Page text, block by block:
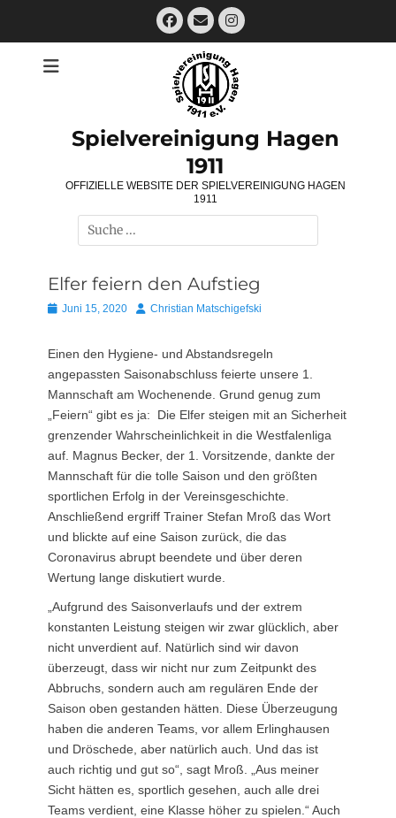
Facebook
E-
Mail
Instagram
Spielvereinigung Hagen
1911
OFFIZIELLE WEBSITE DER SPIELVEREINIGUNG HAGEN
1911
Suchen
nach:
Elfer feiern den Aufstieg
Posted
Juni 15, 2020 AutorChristian Matschigefski
Einen den Hygiene- und Abstandsregeln
angepassten Saisonabschluss feierte unsere 1.
Mannschaft am Wochenende. Grund genug zum
„Feiern“ gibt es ja: Die Elfer steigen mit an Sicherheit
grenzender Wahrscheinlichkeit in die Westfalenliga
auf. Magnus Becker, der 1. Vorsitzende, dankte der
Mannschaft für die tolle Saison und den größten
sportlichen Erfolg in der Vereinsgeschichte.
Anschließend ergriff Trainer Stefan Mroß das Wort
und blickte auf eine Saison zurück, die das
Coronavirus abrupt beendete und über deren
Wertung lange diskutiert wurde.
„Aufgrund des Saisonverlaufs und der extrem
konstanten Leistung steigen wir zwar glücklich, aber
nicht unverdient auf. Natürlich sind wir davon
überzeugt, dass wir nicht nur zum Zeitpunkt des
Abbruchs, sondern auch am regulären Ende der
Saison oben gestanden hätten. Diese Überzeugung
haben die anderen Teams, vor allem Erlinghausen
und Dröschede, aber natürlich auch. Und das ist
auch richtig und gut so“, sagt Mroß. „Aus meiner
Sicht hätten es, sportlich gesehen, auch alle drei
Teams verdient, eine Klasse höher zu spielen.“ Auch